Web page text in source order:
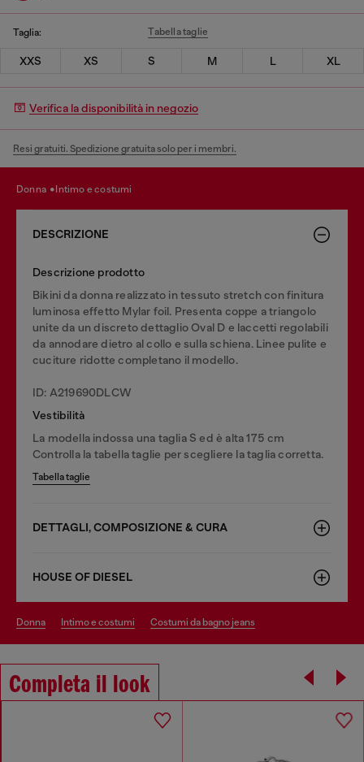
Taglia: Tabella taglie
XXS XS S M L XL
Verifica la disponibilità in negozio
Resi gratuiti. Spedizione gratuita solo per i membri.
donna intimo e costumi
DESCRIZIONE
Descrizione prodotto
Bikini da donna realizzato in tessuto stretch con finitura
luminosa effetto Mylar foil. Presenta coppe a triangolo
unite da un discreto dettaglio Oval D e laccetti regolabili
da annodare dietro al collo e sulla schiena. Linee pulite e
cuciture ridotte completano il modello.
ID: A219690DLCW
Vestibilità
La modella indossa una taglia S ed è alta 175 cm
Controlla la tabella taglie per scegliere la taglia corretta.
Tabella taglie
DETTAGLI, COMPOSIZIONE & CURA
HOUSE OF DIESEL
donna intimo e costumi costumi da bagno jeans
Completa il look